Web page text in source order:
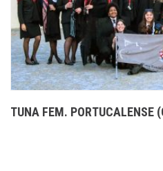
TUNA FEM.